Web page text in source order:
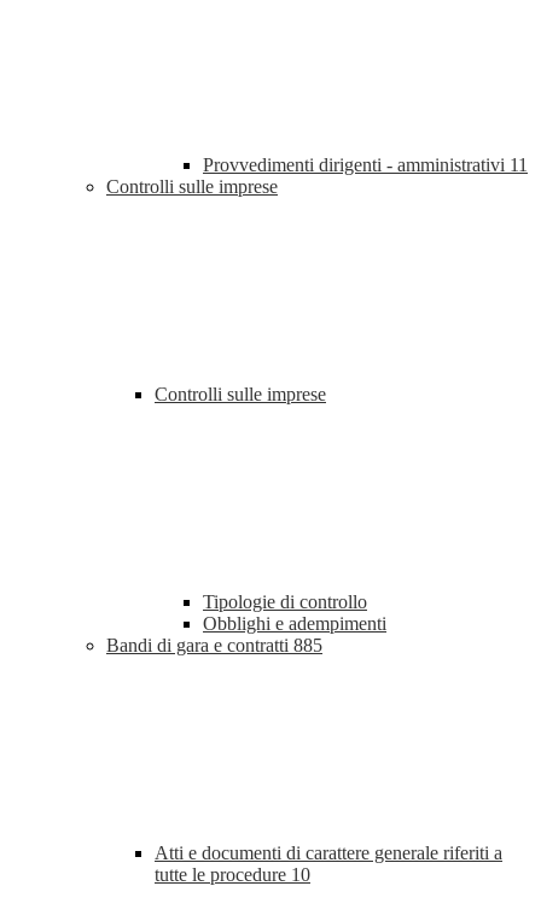
Provvedimenti dirigenti - amministrativi 11
Controlli sulle imprese
Controlli sulle imprese
Tipologie di controllo
Obblighi e adempimenti
Bandi di gara e contratti 885
Atti e documenti di carattere generale riferiti a
tutte le procedure 10